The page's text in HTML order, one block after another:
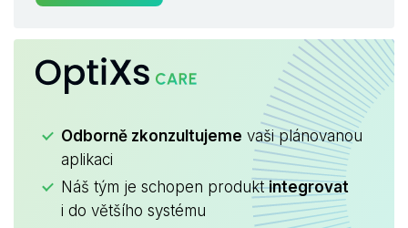
OptiXsCARE
Odborně zkonzultujeme vaši plánovanou
aplikaci
Náš tým je schopen produktintegrovat
i do většího systému